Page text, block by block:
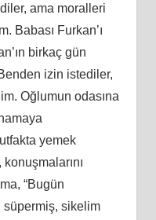
ama moralleri
Babası Furkan’ı
birkaç gün
izin istediler,
Oğlumun odasına
yemek
konuşmalarını
“Bugün
süpermiş, sikelim